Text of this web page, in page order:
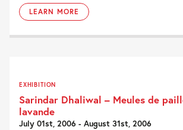
LEARN MORE
EXHIBITION
Sarindar Dhaliwal – Meules de
lavande
July 01st, 2006 - August 31st, 2006